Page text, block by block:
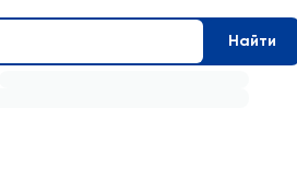
Найти